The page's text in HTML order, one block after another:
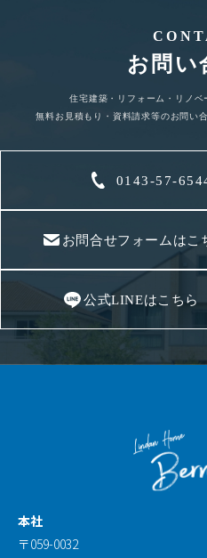
お問い
住宅建築・リフォーム・リノベ
無料お見積もり・資料請求等のお問い
0143-57-
お問合せフォームはこ
公式LINEはこちら
本社
〒059-0032